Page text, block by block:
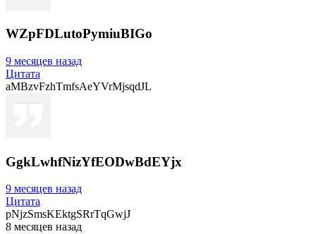
WZpFDLutoPymiuBIGo
9 месяцев назад
Цитата
aMBzvFzhTmfsAeYVrMjsqdJL
GgkLwhfNizYfEODwBdEYjx
9 месяцев назад
Цитата
pNjzSmsKEktgSRrTqGwjJ
8 месяцев назад